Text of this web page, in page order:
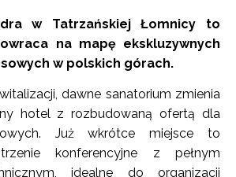
w Tatrzańskiej Łomnicy to
na mapę ekskluzywnych
w polskich górach.
dawne sanatorium zmienia
hotel z rozbudowaną ofertą dla
Już wkrótce miejsce to
konferencyjne z pełnym
idealne do organizacji